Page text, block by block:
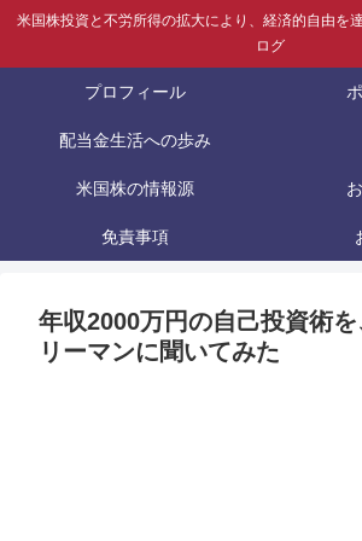
米国株投資と不労所得の拡大により、経済的自由を
ログ
プロフィール
配当金生活への歩み
米国株の情報源
免責事項
年収2000万円の自己投資術
リーマンに聞いてみた